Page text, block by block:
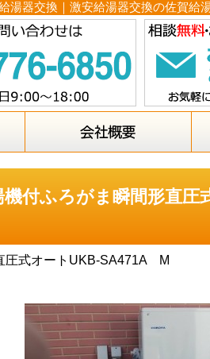
器交換｜激安給湯器交換の佐賀給
付ふろがま瞬間形直圧
圧式オートUKB-SA471A M